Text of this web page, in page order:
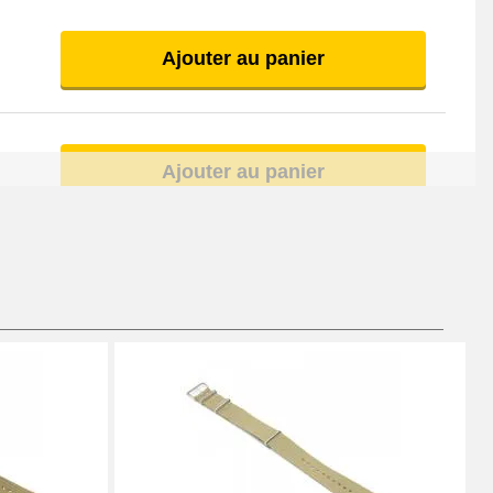
Ajouter au panier
Ajouter au panier
À configurer